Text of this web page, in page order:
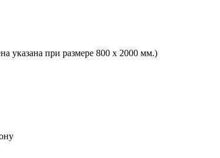
указана при размере 800 х 2000 мм.)